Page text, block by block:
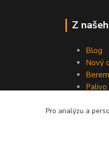
Z
Blog
Nový
Palivo
Pro analýzu a